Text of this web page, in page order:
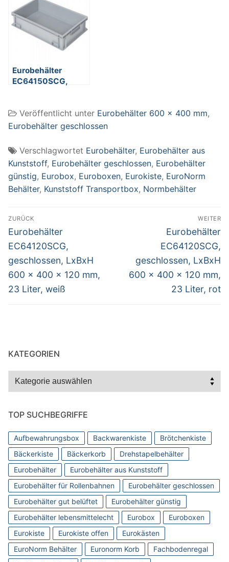
170 mm, 33 Liter,
grau
Eurobehälter
EC64150SCG,
Griffleisten, LxBxH
600 x 400 x 150
Veröffentlicht unter Eurobehälter 600 x 400 mm,
Eurobehälter geschlossen
Verschlagwortet Eurobehälter, Eurobehälter aus
Kunststoff, Eurobehälter geschlossen, Eurobehälter
günstig, Eurobox, Euroboxen, Eurokiste, EuroNorm
Behälter, Kunststoff Transportbox, Normbehälter
Beitragsnavigation
ZURÜCK
Vorheriger
Beitrag:
Eurobehälter
EC64120SCG,
geschlossen, LxBxH
600 x 400 x 120 mm,
23 Liter, weiß
WEITER
Nächster
Beitrag:
Eurobehälter
EC64120SCG,
geschlossen, LxBxH
600 x 400 x 120 mm,
23 Liter, rot
KATEGORIEN
Kategorien
TOP SUCHBEGRIFFE
Aufbewahrungsbox Backwarenkiste
Brötchenkiste
Bäckerkiste
Bäckerkorb
Drehstapelbehälter
Eurobehälter
Eurobehälter aus Kunststoff
Eurobehälter für Rollenbahnen
Eurobehälter geschlossen
Eurobehälter gut belüftet
Eurobehälter günstig
Eurobehälter lebensmittelecht
Eurobox
Euroboxen
Eurokiste
Eurokiste offen
Eurokästen
EuroNorm Behälter
Euronorm Korb
Fachbodenregal